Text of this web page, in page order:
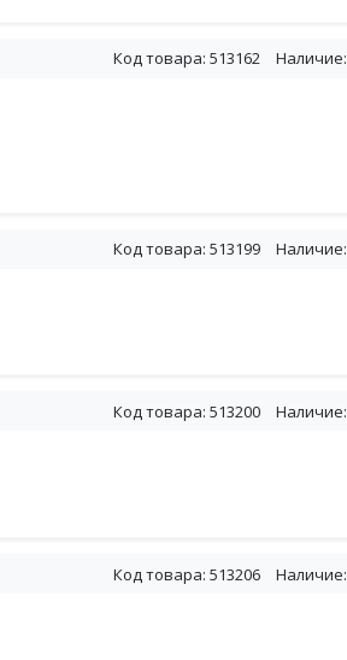
Код товара: 513162 Наличие:
Код товара: 513199 Наличие:
Код товара: 513200 Наличие:
Код товара: 513206 Наличие: